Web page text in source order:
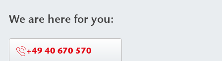
We are here for you:
+49 40 670 570